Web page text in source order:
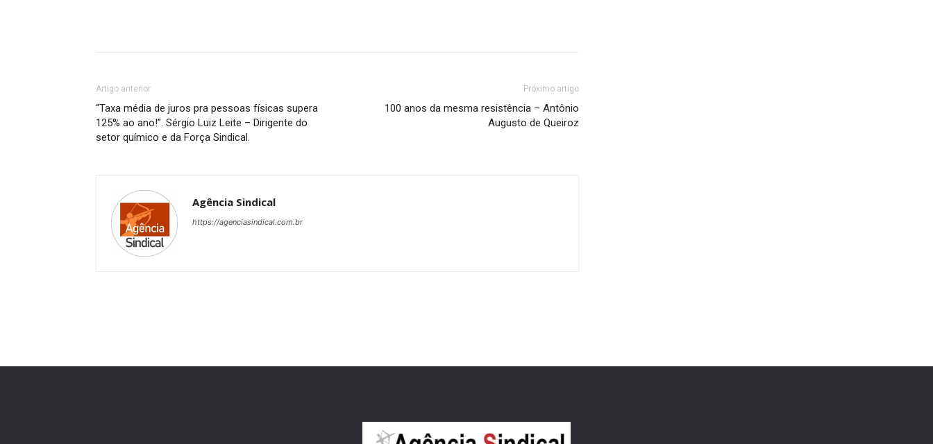
Artigo anterior
“Taxa média de juros pra pessoas físicas supera
125% ao ano!”. Sérgio Luiz Leite – Dirigente do
setor químico e da Força Sindical.
Próximo artigo
100 anos da mesma resistência – Antônio
Augusto de Queiroz
Agência Sindical
https://agenciasindical.com.br